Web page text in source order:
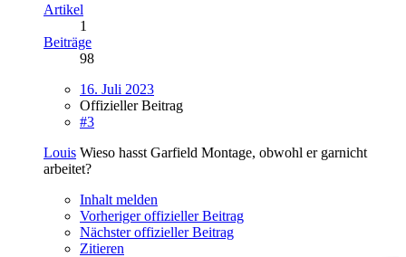
Artikel
1
Beiträge
98
16. Juli 2023
Offizieller Beitrag
#3
Louis Wieso hasst Garfield Montage, obwohl er garnicht
arbeitet?
Inhalt melden
Vorheriger offizieller Beitrag
Nächster offizieller Beitrag
Zitieren